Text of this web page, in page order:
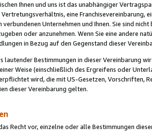
Ihnen und uns ist das unabhängiger
eine Franchisevereinbarung,
verbundenen Unternehmen und Ihnen. Sie sind
oder anzunehmen. Wenn Sie eine andere
in Bezug auf den Gegenstand dieser
lautender Bestimmungen in dieser Vereinbarung
Weise (einschließlich des Ergreifens oder
wird, die mit US-Gesetzen, Vorschriften,
dieser Vereinbarung gelten.
Recht vor, einzelne oder alle Bestimmungen